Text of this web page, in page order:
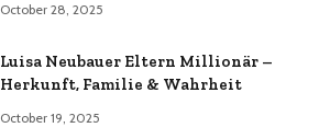
October 28, 2025
Luisa Neubauer Eltern Millionär –
Herkunft, Familie & Wahrheit
October 19, 2025